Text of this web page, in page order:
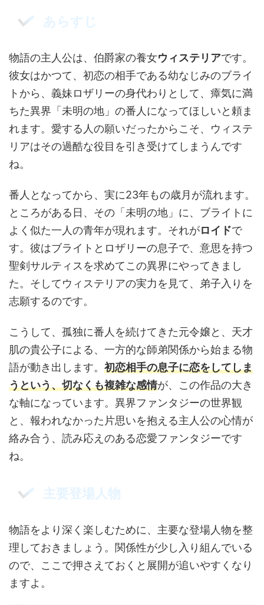
あらすじ
物語の主人公は、伯爵家の養女ウィステリアです。
彼女はかつて、初恋の相手である幼なじみのブライ
トから、義妹ロザリーの身代わりとして、瘴気に満
ちた異界「未明の地」の番人になってほしいと頼ま
れます。愛する人の願いだったからこそ、ウィステ
リアはその過酷な役目を引き受けてしまうんです
ね。
番人となってから、実に23年もの歳月が流れます。
ところがある日、その「未明の地」に、ブライトに
よく似た一人の青年が現れます。それがロイドで
す。彼はブライトとロザリーの息子で、意思を持つ
聖剣サルティスを求めてこの異界にやってきまし
た。そしてウィステリアの実力を見て、弟子入りを
志願するのです。
こうして、孤独に番人を続けてきた元令嬢と、天才
肌の貴公子による、一方的な師弟関係から始まる物
語が動き出します。 初恋相手の息子に恋をしてしま
うという、切なくも複雑な感情が、この作品の大き
な軸になっています。異界ファンタジーの世界観
と、報われなかった片思いを抱える主人公の心情が
絡み合う、読み応えのある恋愛ファンタジーです
ね。
主要登場人物
物語をより深く楽しむために、主要な登場人物を整
理しておきましょう。関係性が少し入り組んでいる
ので、ここで押さえておくと展開が追いやすくなり
ますよ。